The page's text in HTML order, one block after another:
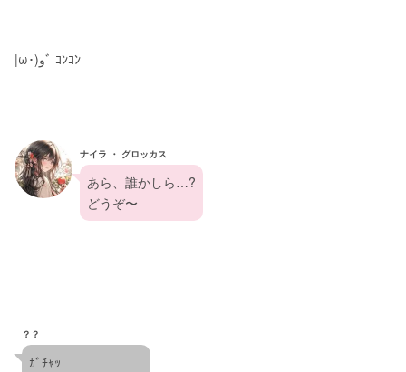
|ω･)وﾞ ｺﾝｺﾝ
ナイラ ・ グロッカス
あら、誰かしら…?
どうぞ〜
？？
ｶﾞﾁｬｯ